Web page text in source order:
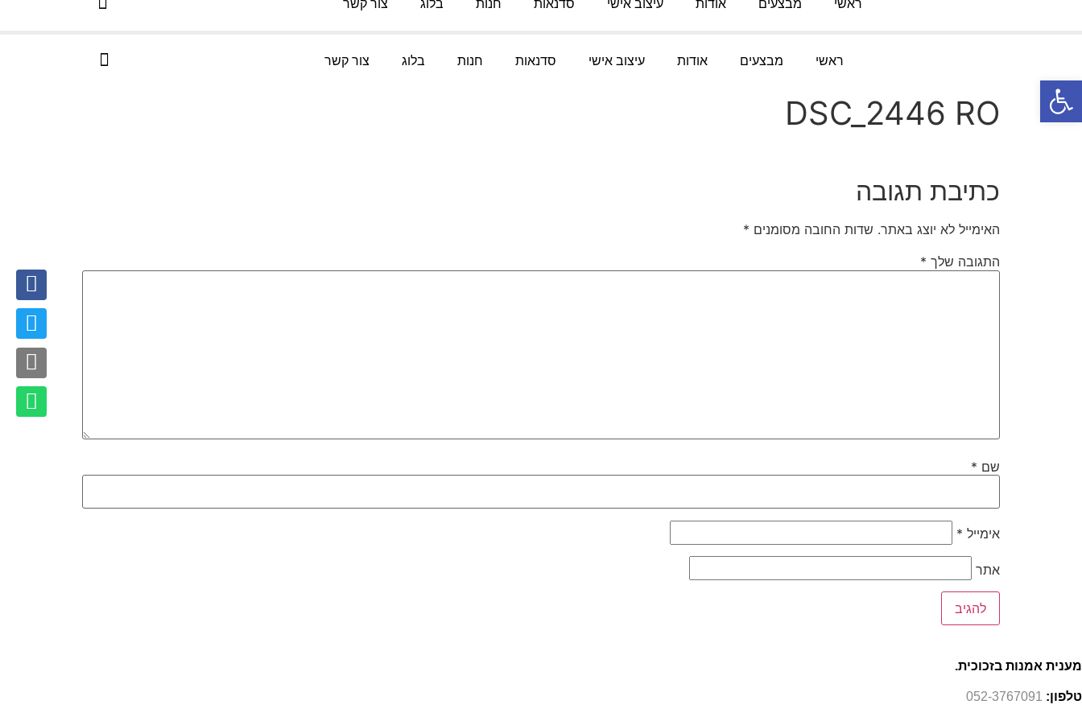
ראשי מבצעים אודות עיצוב אישי סדנאות חנות בלוג צור קשר
ראשי מבצעים אודות עיצוב אישי סדנאות חנות בלוג צור קשר
DSC_2446 RO
כתיבת תגובה
האימייל לא יוצג באתר. שדות החובה מסומנים *
התגובה שלך *
שם *
אימייל *
אתר
מענית אמנות בזכוכית.
טלפון: 052-3767091
פתח סרגל נגישות